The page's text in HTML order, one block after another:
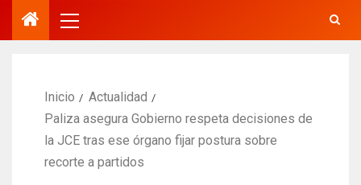
Inicio
Actualidad
Paliza asegura Gobierno respeta decisiones de
la JCE tras ese órgano fijar postura sobre
recorte a partidos